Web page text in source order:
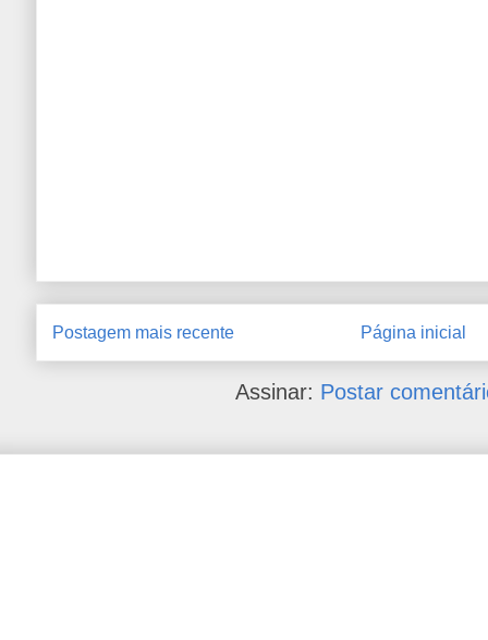
Postagem mais recente Página inicial
Assinar: Postar